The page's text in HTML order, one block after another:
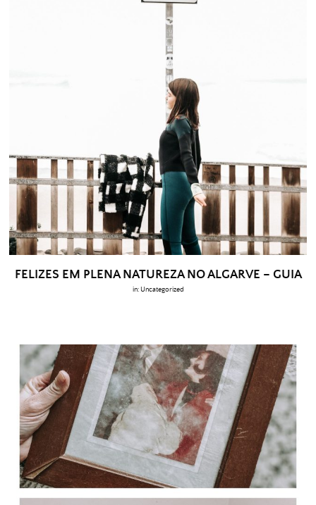
FELIZES EM PLENA NATUREZA NO ALGARVE – GUIA
in: Uncategorized